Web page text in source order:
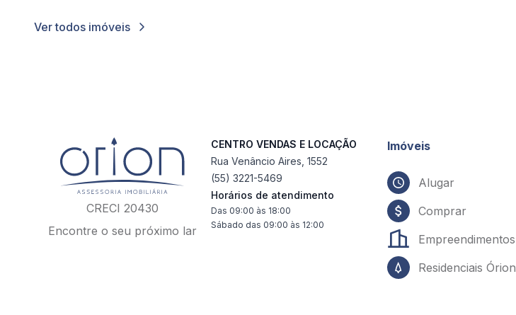
Ver todos imóveis
CRECI 20430
Encontre o seu próximo lar
CENTRO VENDAS E LOCAÇÃO
Rua Venâncio Aires, 1552
(55) 3221-5469
Horários de atendimento
Das 09:00 às 18:00
Sábado das 09:00 às 12:00
Imóveis
Alugar
Comprar
Empreendimentos
Residenciais Órion